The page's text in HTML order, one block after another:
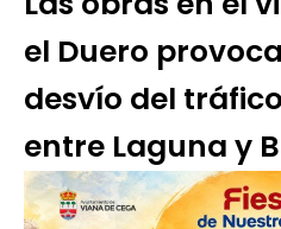
el Duero
desvío del
entre Laguna y